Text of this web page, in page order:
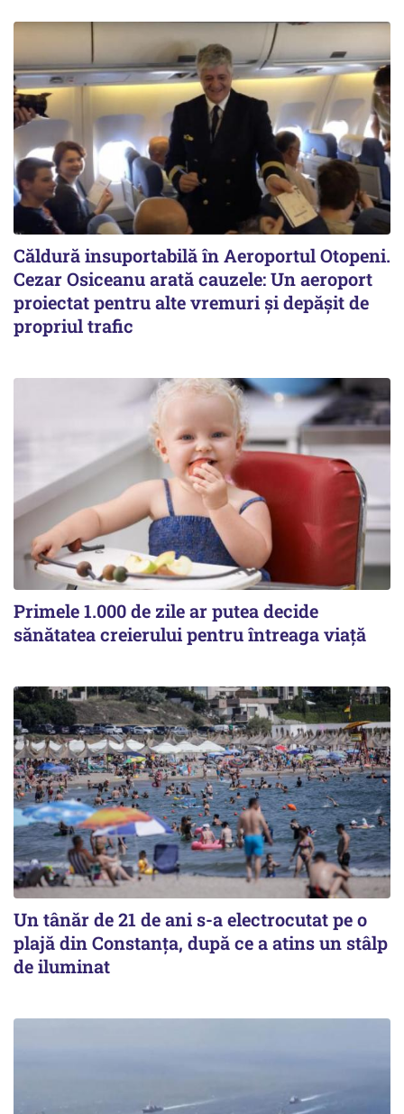
Căldură insuportabilă în Aeroportul Otopeni.
Cezar Osiceanu arată cauzele: Un aeroport
proiectat pentru alte vremuri și depășit de
propriul trafic
Primele 1.000 de zile ar putea decide
sănătatea creierului pentru întreaga viață
Un tânăr de 21 de ani s-a electrocutat pe o
plajă din Constanța, după ce a atins un stâlp
de iluminat